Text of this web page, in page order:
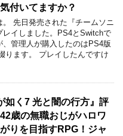
付いてますか？
先日発売された『チームソニ
レイしました。PS4とSwitchで
管理人が購入したのはPS4版
ります。 プレイしたんですけ
如く7 光と闇の行方』評
歳の無職おじがハロワ
りを目指すRPG！ジャ